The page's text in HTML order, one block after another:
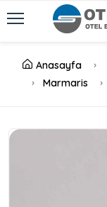
Anasayfa
Marmaris